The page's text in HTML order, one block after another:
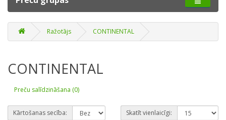
Ražotājs CONTINENTAL
CONTINENTAL
Preču salīdzināšana (0)
Kārtošanas secība: Skatīt vienlaicīgi: